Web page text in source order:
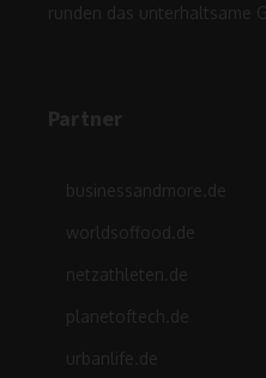
runden das unterhaltsame
Partner
businessandmore.de
worldsoffood.de
netzathleten.de
planetoftech.de
urbanlife.de